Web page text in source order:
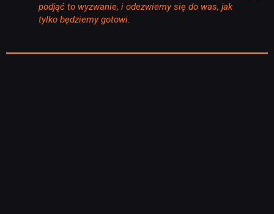
podjąć to wyzwanie, i odezwiemy się do was, jak
tylko będziemy gotowi.